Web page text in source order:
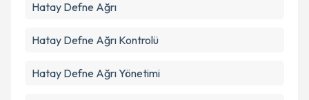
Hatay Defne Ağrı
Hatay Defne Ağrı Kontrolü
Hatay Defne Ağrı Yönetimi